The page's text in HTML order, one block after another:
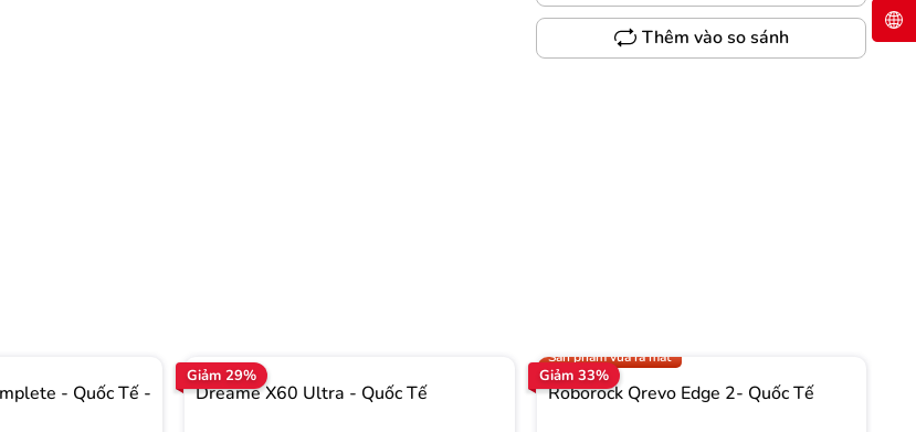
Thêm vào so sánh
- Quốc Tế -
Giảm 29%
Dreame X60 Ultra - Quốc Tế
Giảm 33%
Sản phẩm vừa ra mắt
Roborock Qrevo Edge 2- Quốc Tế